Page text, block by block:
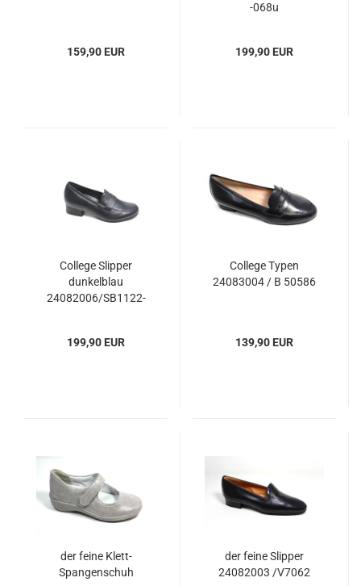
159,90 EUR
-068u
199,90 EUR
College Slipper
dunkelblau
24082006/SB1122-
199,90 EUR
College Typen
24083004 / B 50586
139,90 EUR
der feine Klett-
Spangenschuh
der feine Slipper
24082003 /V7062